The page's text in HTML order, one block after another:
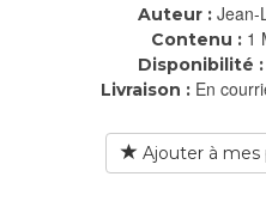
Auteur : Jean-
Contenu : 1
Disponibilité :
Livraison : En
Ajouter à mes